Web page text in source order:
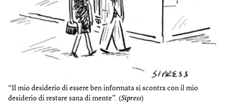
“Il mio desiderio di essere ben informata si scontra con il mio
desiderio di restare sana di mente”. (Sipress)